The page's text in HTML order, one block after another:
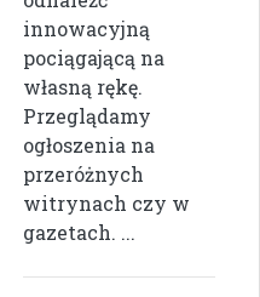
innowacyjną
pociągającą na
własną rękę.
Przeglądamy
ogłoszenia na
przeróżnych
witrynach czy w
gazetach. ...